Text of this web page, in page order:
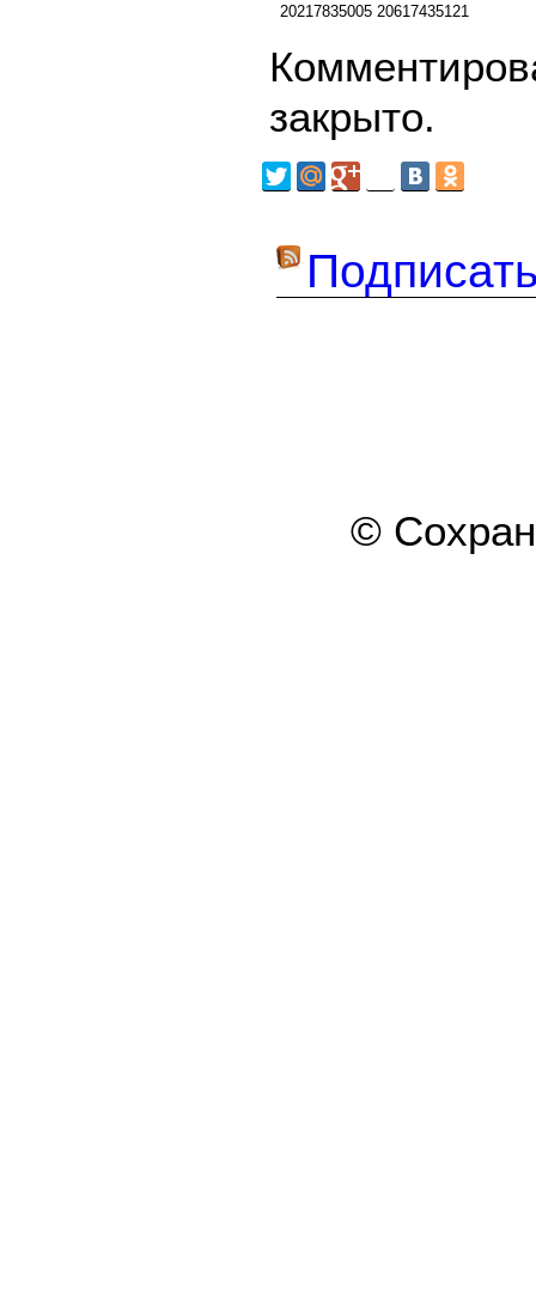
20217835005 20617435121
закрыто.
©